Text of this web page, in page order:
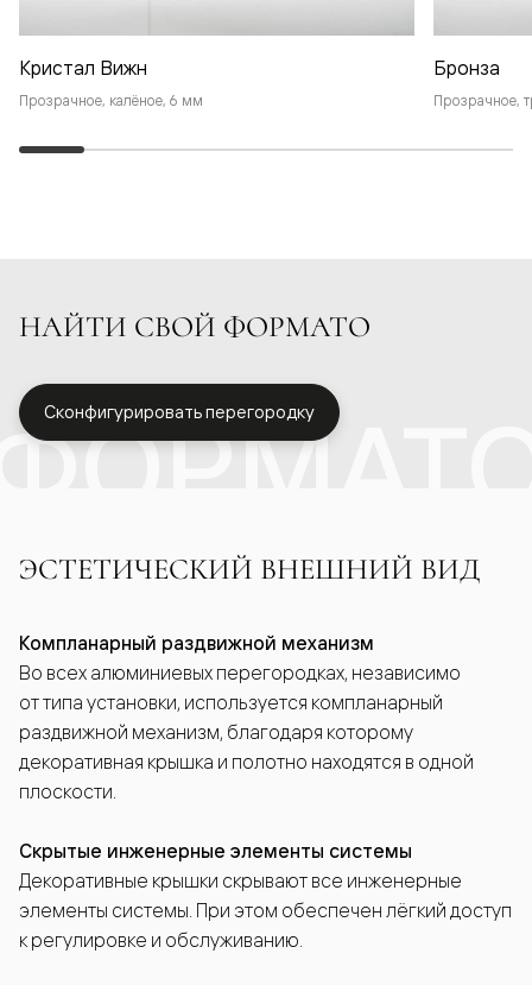
Кристал Вижн
Прозрачное, калёное, 6 мм
Бронза
Прозрачное,
НАЙТИ СВОЙ ФОРМАТО
Сконфигурировать перегородку
ЭСТЕТИЧЕСКИЙ ВНЕШНИЙ ВИД
Компланарный раздвижной механизм
Во всех алюминиевых перегородках, независимо
от типа установки, используется компланарный
раздвижной механизм, благодаря которому
декоративная крышка и полотно находятся в одной
плоскости.
Скрытые инженерные элементы системы
Декоративные крышки скрывают все инженерные
элементы системы. При этом обеспечен лёгкий доступ
к регулировке и обслуживанию.